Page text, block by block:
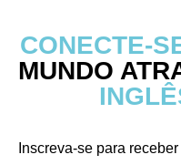
CONECTE-
MUNDO
Inscreva-se para